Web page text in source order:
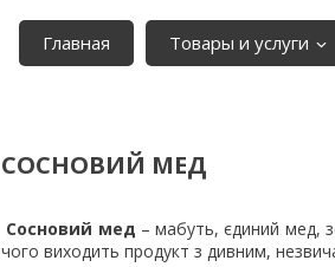
Главная Товары и услуги
СОСНОВИЙ МЕД
Сосновий мед – мабуть, єдиний мед,
чого виходить продукт з дивним,